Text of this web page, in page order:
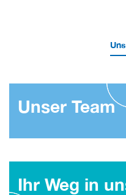
Unser Team
Ihr Weg in